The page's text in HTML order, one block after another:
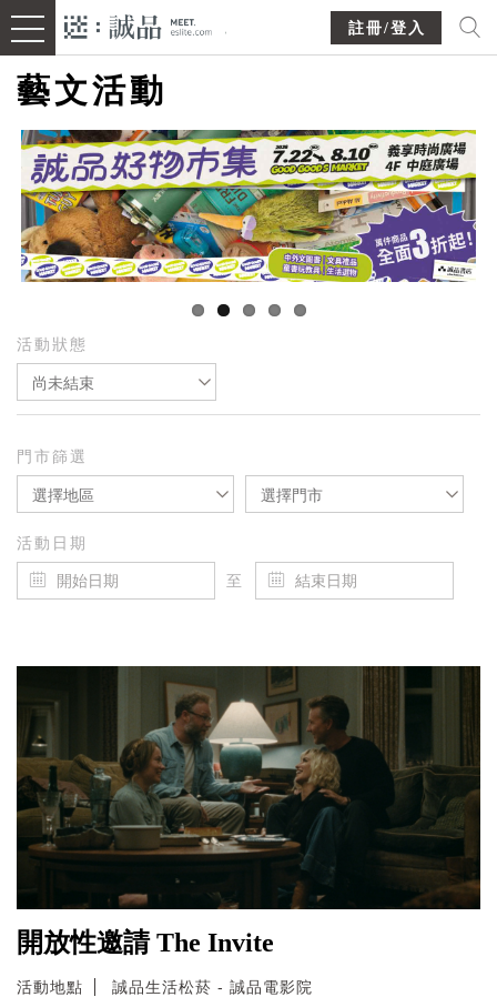
註冊/登入
藝文活動
活動狀態
尚未結束
門市篩選
選擇地區 選擇門市
活動日期
至
開放性邀請 The Invite
活動地點
誠品生活松菸 - 誠品電影院